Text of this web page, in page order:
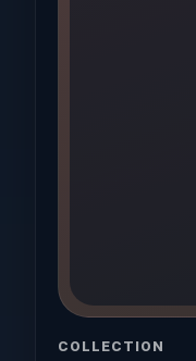
COLLECTION